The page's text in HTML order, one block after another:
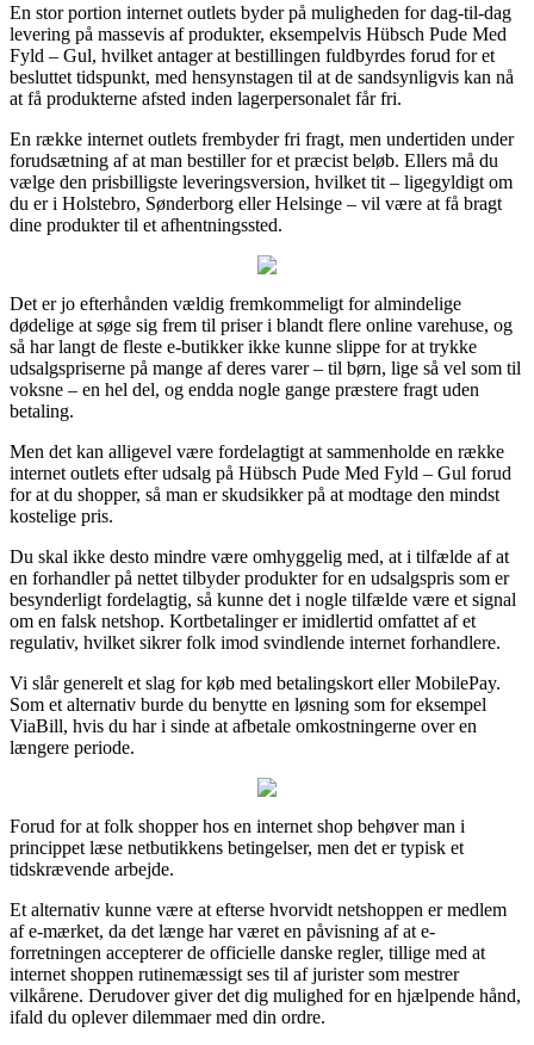
En stor portion internet outlets byder på muligheden for dag-til-dag
levering på massevis af produkter, eksempelvis Hübsch Pude Med
Fyld – Gul, hvilket antager at bestillingen fuldbyrdes forud for et
besluttet tidspunkt, med hensynstagen til at de sandsynligvis kan nå
at få produkterne afsted inden lagerpersonalet får fri.
En række internet outlets frembyder fri fragt, men undertiden under
forudsætning af at man bestiller for et præcist beløb. Ellers må du
vælge den prisbilligste leveringsversion, hvilket tit – ligegyldigt om
du er i Holstebro, Sønderborg eller Helsinge – vil være at få bragt
dine produkter til et afhentningssted.
Det er jo efterhånden vældig fremkommeligt for almindelige
dødelige at søge sig frem til priser i blandt flere online varehuse, og
så har langt de fleste e-butikker ikke kunne slippe for at trykke
udsalgspriserne på mange af deres varer – til børn, lige så vel som til
voksne – en hel del, og endda nogle gange præstere fragt uden
betaling.
Men det kan alligevel være fordelagtigt at sammenholde en række
internet outlets efter udsalg på Hübsch Pude Med Fyld – Gul forud
for at du shopper, så man er skudsikker på at modtage den mindst
kostelige pris.
Du skal ikke desto mindre være omhyggelig med, at i tilfælde af at
en forhandler på nettet tilbyder produkter for en udsalgspris som er
besynderligt fordelagtig, så kunne det i nogle tilfælde være et signal
om en falsk netshop. Kortbetalinger er imidlertid omfattet af et
regulativ, hvilket sikrer folk imod svindlende internet forhandlere.
Vi slår generelt et slag for køb med betalingskort eller MobilePay.
Som et alternativ burde du benytte en løsning som for eksempel
ViaBill, hvis du har i sinde at afbetale omkostningerne over en
længere periode.
Forud for at folk shopper hos en internet shop behøver man i
princippet læse netbutikkens betingelser, men det er typisk et
tidskrævende arbejde.
Et alternativ kunne være at efterse hvorvidt netshoppen er medlem
af e-mærket, da det længe har været en påvisning af at e-
forretningen accepterer de officielle danske regler, tillige med at
internet shoppen rutinemæssigt ses til af jurister som mestrer
vilkårene. Derudover giver det dig mulighed for en hjælpende hånd,
ifald du oplever dilemmaer med din ordre.